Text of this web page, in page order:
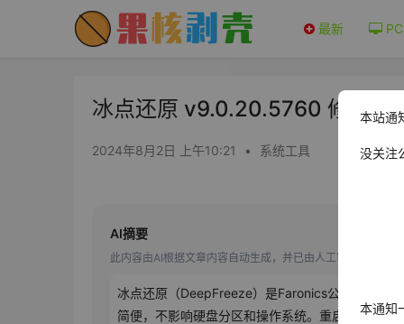
最新 PC
冰点还原 v9.0.20.5760 修改版
2024年8月2日 上午10:21 • 系统工具
AI摘要
此内容由AI根据文章内容自动生成，并已由人工审核
冰点还原（DeepFreeze）是Faronics公司软件，
简便，不影响硬盘分区和操作系统。重启后，所有
本站通
没关注
本通知